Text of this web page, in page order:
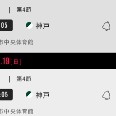
神戸
| 第4節
中央体育館
[日]
神戸
| 第4節
中央体育館